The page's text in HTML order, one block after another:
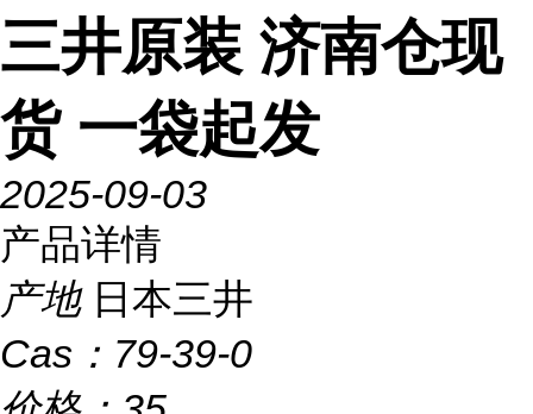
三井原装 济南仓现
货 一袋起发
2025-09-03
产品详情
产地 日本三井
Cas： 79-39-0